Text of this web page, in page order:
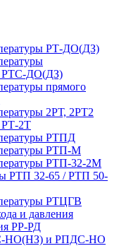
РТ-ДО(ДЗ)
РТС-ДО(ДЗ)
прямого
2РТ, 2РT2
РТ-2Т
РТПД
РТП-M
РТП-32-2М
РТП 32-65 / РТП 50-
РТЦГВ
и давления
РР-РД
НО(НЗ) и РПДС-НО